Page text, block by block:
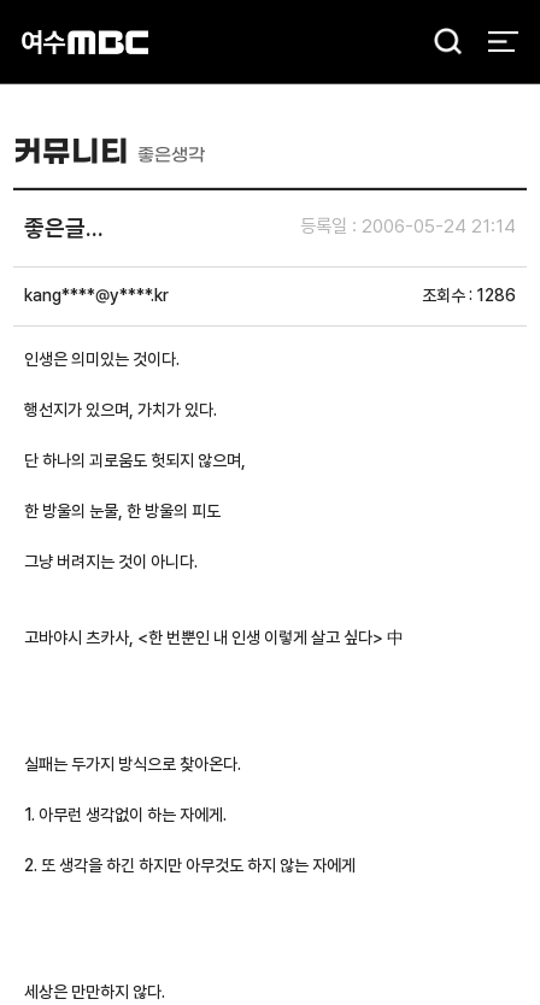
검
커뮤니티좋은생각
좋은글... 등록일 : 2006-05-24 21:14
kang****@y****.kr 조회수 : 1286
인생은 의미있는 것이다.
행선지가 있으며, 가치가 있다.
단 하나의 괴로움도 헛되지 않으며,
한 방울의 눈물, 한 방울의 피도
그냥 버려지는 것이 아니다.
고바야시 츠카사, <한 번뿐인 내 인생 이렇게 살고 싶다> 中
실패는 두가지 방식으로 찾아온다.
1. 아무런 생각없이 하는 자에게.
2. 또 생각을 하긴 하지만 아무것도 하지 않는 자에게
세상은 만만하지 않다.